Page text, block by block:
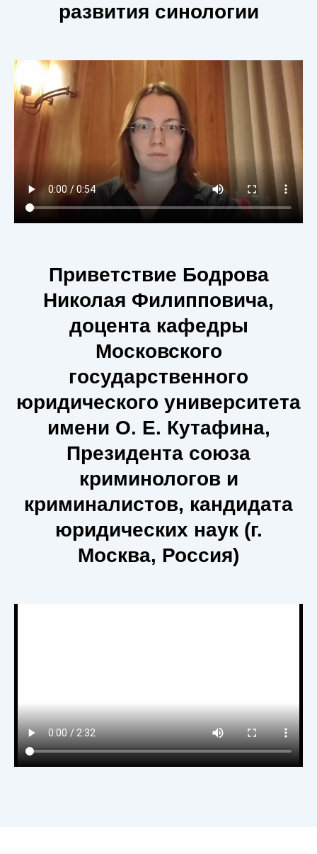
развития синологии
Приветствие Бодрова
Николая Филипповича,
доцента кафедры
Московского
государственного
юридического университета
имени О. Е. Кутафина,
Президента союза
криминологов и
криминалистов, кандидата
юридических наук (г.
Москва, Россия)